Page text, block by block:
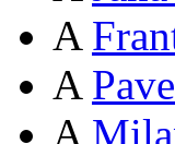
A
A
A